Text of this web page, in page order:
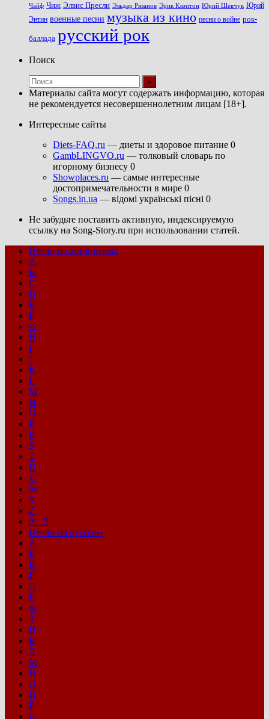
Чайф Чиж Элвис Пресли Эльдар Рязанов Эрик Клэптон Юрий Шевчук Юрий
Энтин военные песни музыка из кино песни о войне рок-
баллада русский рок
Поиск
Материалы сайта могут содержать информацию, которая
не рекомендуется несовершеннолетним лицам [18+].
Интересные сайты
Diets-FAQ.ru — диеты и здоровое питание 0
GambLINGVO.ru — толковый словарь по
игорному бизнесу 0
Showplaces.ru — самые интересные
достопримечательности в мире 0
Songs.in.ua — відомі українські пісні 0
Не забудьте поставить активную, индексируемую
ссылку на Song-Story.ru при использовании статей.
Песни на английском
A
B
C
D
E
F
G
H
I
J
K
L
M
N
O
P
R
S
T
U
V
W
Y
Z
0…9
Песни на русском
А
Б
В
Г
Д
Е
Ж
З
И
К
Л
М
Н
О
П
Р
С